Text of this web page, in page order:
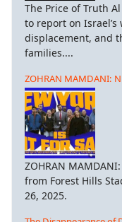
The Price of Truth
to report on
displacement, and
families....
ZOHRAN MAMDANI:
ZOHRAN MAMDANI:
from Forest Hills
26, 2025.